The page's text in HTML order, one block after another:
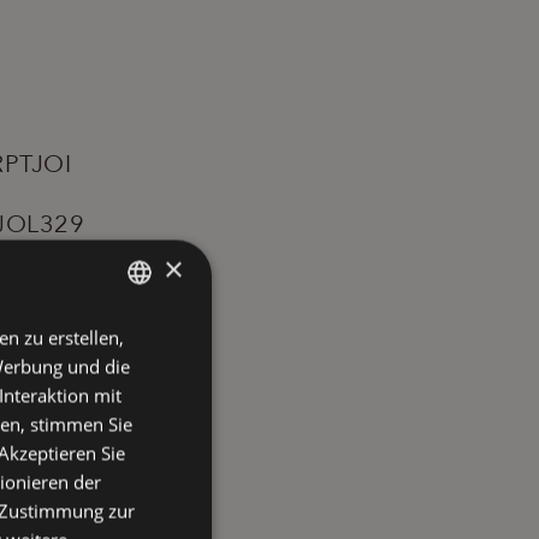
ITALIAN
ENGLISH
FRENCH
GERMAN
×
zu erstellen,
und die
mit
stimmen Sie
Sie
der
zur